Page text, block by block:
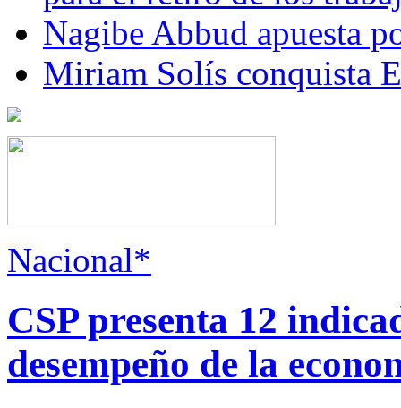
Nagibe Abbud apuesta
Miriam Solís conquista
Nacional*
CSP presenta 12
desempeño de la